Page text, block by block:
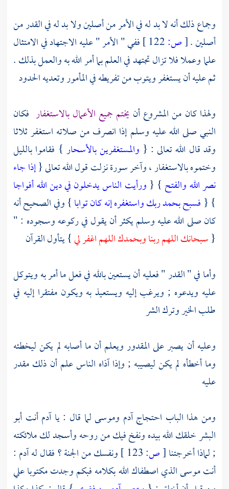
وجماع ذلك أنه لا بد له في الأمر من أصلين ولا بد له في القدر من
أصلين .[ص:
ففي " الأمر " عليه الاجتهاد في الامتثال
علما وعملا فلا تزال تجتهد في العلم بما أمر الله به والعمل بذلك .
ثم عليه أن يستغفر ويتوب من تفريطه في المأمور وتعديه الحدود
ولهذا كان من المشروع أن يختم جميع الأعمال بالاستغفار فكان
النبي صلى الله عليه وسلم إذا انصرف من صلاته استغفر ثلاثا
وقد قال الله تعالى : { والمستغفرين بالأسحار } فقاموا بالليل
وختموه بالاستغفار ، وآخر سورة نزلت قول الله تعالى {إذا جاء
نصر الله والفتح } { ورأيت الناس يدخلون في دين الله أفواجا
} { فسبح بحمد ربك واستغفره إنه كان توابا} وفي الصحيح أنه
كان صلى الله عليه وسلم يكثر أن يقول في ركوعه وسجوده : "
{سبحانك اللهم ربنا وبحمدك اللهم اغفر لي} يتأول القرآن
وأما في " القدر " فعليه أن يستعين بالله في فعل ما أمر به ويتوكل
عليه ويدعوه ; ويرغب إليه ويستعيذ به ويكون مفتقرا إليه في
طلب الخير وترك الشر
وعليه أن يصبر على المقدور ويعلم أن ما أصابه لم يكن ليخطئه
وما أخطأه لم يكن ليصيبه ; وإذا آذاه الناس علم أن ذلك مقدر
عليه
ومن هذا الباب احتجاجآدم وموسىلما قال : ياآدمأنت أبو
البشر خلقك الله بيده ونفخ فيك من روحه وأسجد لك ملائكته
; لماذا أخرجتنا[ص: ونفسك من الجنة ؟ فقال لهآدم :
أنتموسىالذي اصطفاك الله بكلامه فبكم وجدت مكتوبا علي